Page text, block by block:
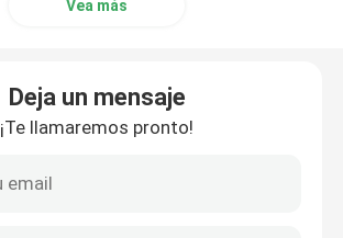
Vea más
Deja un mensaje
¡Te llamaremos pronto!